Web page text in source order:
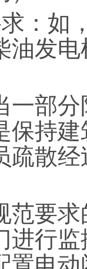
如，
油发
部分
保持
疏散
要求
进行